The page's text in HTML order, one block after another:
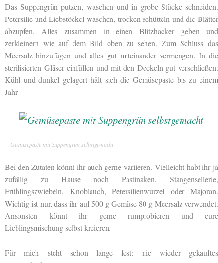
Das Suppengrün putzen, waschen und in grobe Stücke schneiden.
Petersilie und Liebstöckel waschen, trocken schütteln und die Blätter
abzupfen. Alles zusammen in einen Blitzhacker geben und
zerkleinern wie auf dem Bild oben zu sehen. Zum Schluss das
Meersalz hinzufügen und alles gut miteinander vermengen. In die
sterilisierten Gläser einfüllen und mit den Deckeln gut verschließen.
Kühl und dunkel gelagert hält sich die Gemüsepaste bis zu einem
Jahr.
Gemüsepaste mit Suppengrün selbstgemacht
Bei den Zutaten könnt ihr auch gerne variieren. Vielleicht habt ihr ja
zufällig zu Hause noch Pastinaken, Stangensellerie,
Frühlingszwiebeln, Knoblauch, Petersilienwurzel oder Majoran.
Wichtig ist nur, dass ihr auf 500 g Gemüse 80 g Meersalz verwendet.
Ansonsten könnt ihr gerne rumprobieren und eure
Lieblingsmischung selbst kreieren.
Für mich steht schon lange fest: nie wieder gekauftes